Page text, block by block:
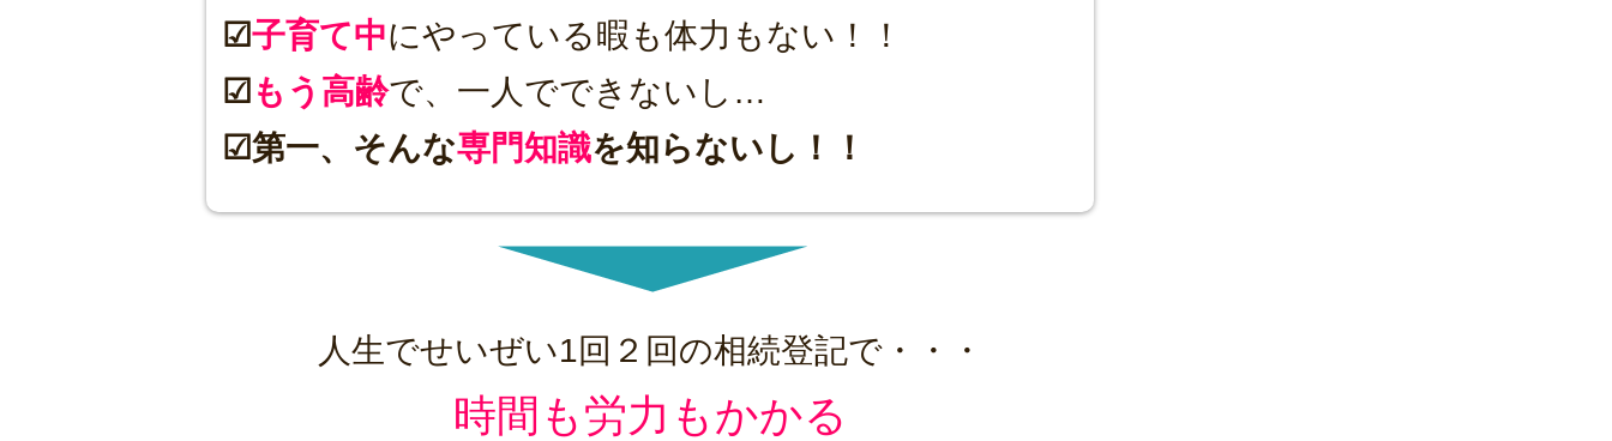
☑子育て中にやっている暇も体力もない！！
☑ もう高齢で、一人でできないし…
☑第一、そんな専門知識を知らないし！！
人生でせいぜい1回２回の相続登記で・・・
時間も労力もかかる